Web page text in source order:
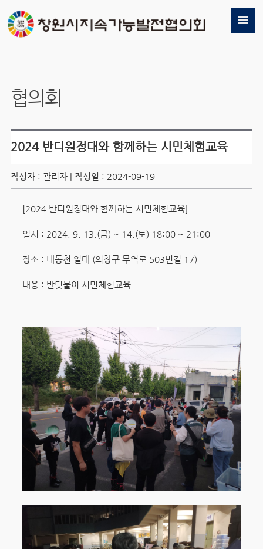
협의회
2024 반디원정대와 함께하는 시민체험교육
작성자 : 관리자 | 작성일 : 2024-09-19
[2024 반디원정대와 함께하는 시민체험교육]
일시 : 2024. 9. 13.(금) ~ 14.(토) 18:00 ~ 21:00
장소 : 내동천 일대 (의창구 무역로 503번길 17)
내용 : 반딧불이 시민체험교육